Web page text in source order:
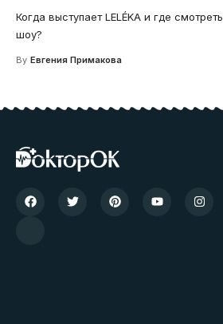
Когда выступает LELÉKA и где смотреть
шоу?
By Евгения Примакова